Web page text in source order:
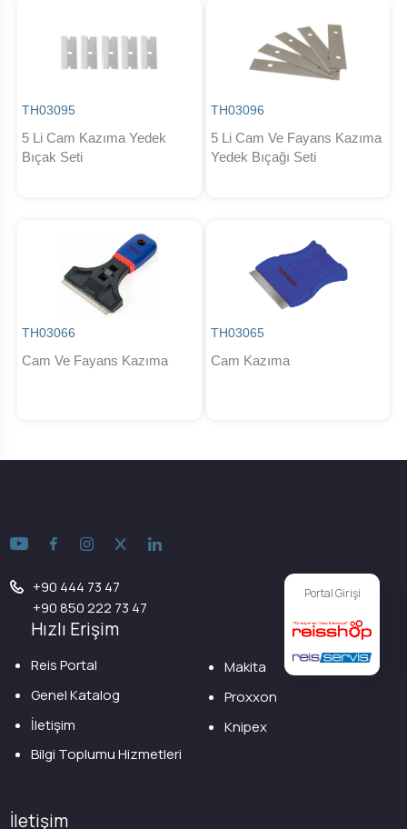
TH03095
5 Li Cam Kazıma Yedek
Bıçak Seti
TH03096
5 Li Cam Ve Fayans Kazıma
Yedek Bıçağı Seti
TH03066
Cam Ve Fayans Kazıma
TH03065
Cam Kazıma
Portal Girişi
+90 444 73 47
+90 850 222 73 47
Hızlı Erişim
Reis Portal
Genel Katalog
İletişim
Bilgi Toplumu Hizmetleri
Makita
Proxxon
Knipex
İletişim